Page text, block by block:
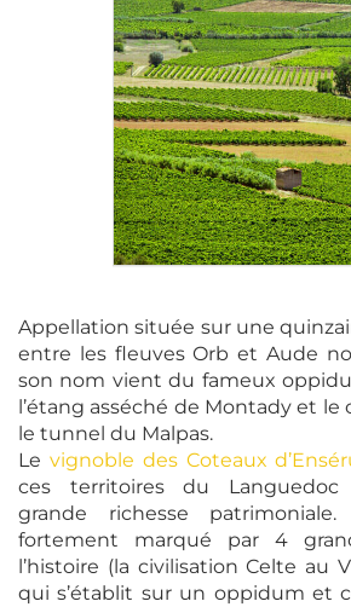
Appellation située sur une
entre les fleuves Orb et Aude
son nom vient du fameux
l’étang asséché de Montady et le
le tunnel du Malpas.
Le vignoble des Coteaux
ces territoires du
grande richesse
fortement marqué par 4
l’histoire (la civilisation Celte au
qui s’établit sur un oppidum et